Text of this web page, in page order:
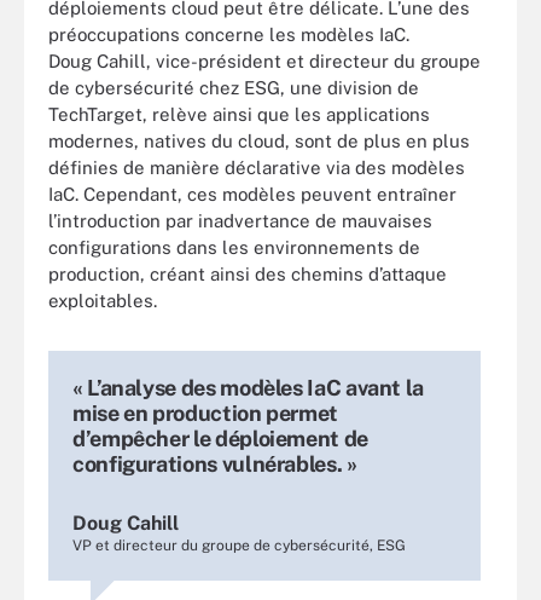
déploiements cloud peut être délicate. L’une des
préoccupations concerne les modèles IaC.
Doug Cahill, vice-président et directeur du groupe
de cybersécurité chez ESG, une division de
TechTarget, relève ainsi que les applications
modernes, natives du cloud, sont de plus en plus
définies de manière déclarative via des modèles
IaC. Cependant, ces modèles peuvent entraîner
l’introduction par inadvertance de mauvaises
configurations dans les environnements de
production, créant ainsi des chemins d’attaque
exploitables.
« L’analyse des modèles IaC avant la
mise en production permet
d’empêcher le déploiement de
configurations vulnérables. »
Doug Cahill
VP et directeur du groupe de cybersécurité, ESG